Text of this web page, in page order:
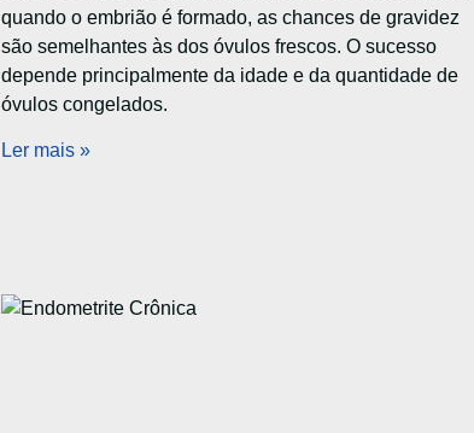
quando o embrião é formado, as chances de gravidez
são semelhantes às dos óvulos frescos. O sucesso
depende principalmente da idade e da quantidade de
óvulos congelados.
Ler mais »